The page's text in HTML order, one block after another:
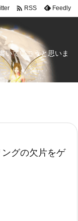
 RSS Feedly
いていこうと思いま
グの欠片をゲ